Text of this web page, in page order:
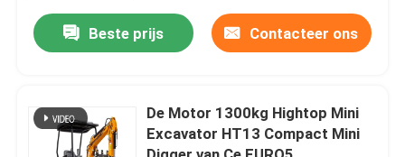
Producten
Beste prijs Contacteer ons
De Motor 1300kg Hightop Mini
Excavator HT13 Compact Mini